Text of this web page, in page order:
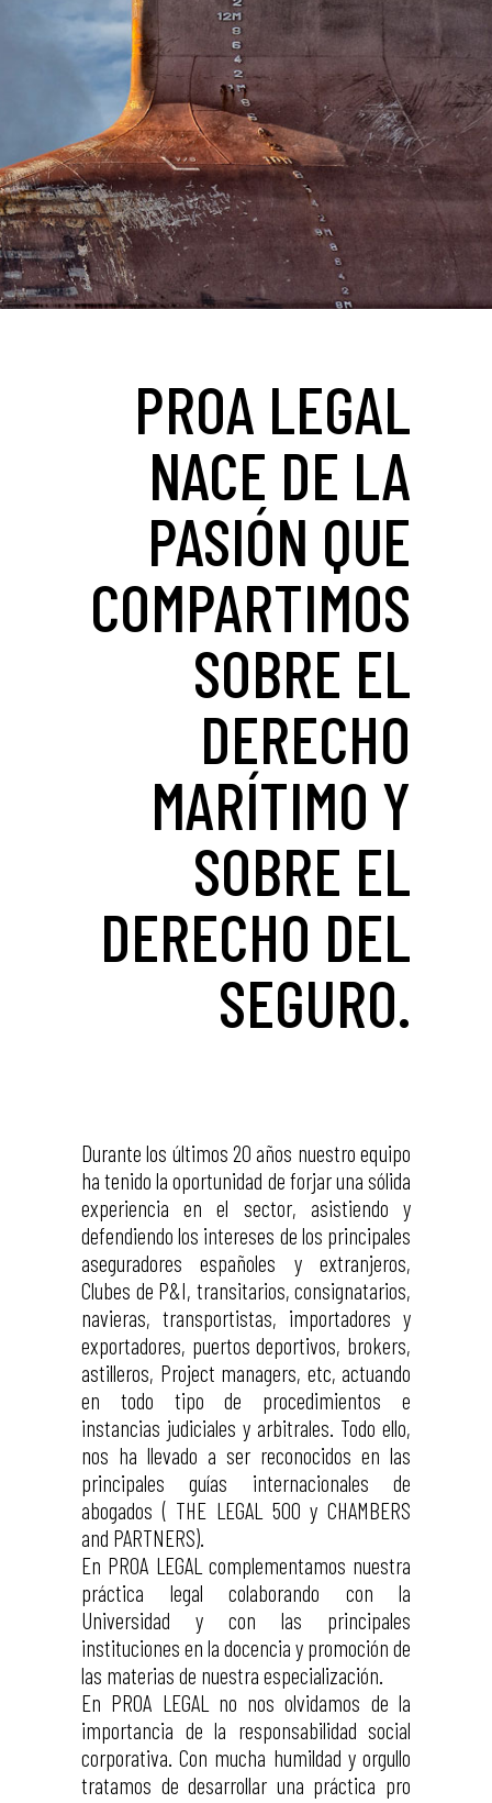
PROA LEGAL
NACE DE LA
PASIÓN QUE
COMPARTIMOS
SOBRE EL
DERECHO
MARÍTIMO Y
SOBRE EL
DERECHO DEL
SEGURO.
Durante los últimos 20 años nuestro equipo
ha tenido la oportunidad de forjar una sólida
experiencia en el sector, asistiendo y
defendiendo los intereses de los principales
aseguradores españoles y extranjeros,
Clubes de P&I, transitarios, consignatarios,
navieras, transportistas, importadores y
exportadores, puertos deportivos, brokers,
astilleros, Project managers, etc, actuando
en todo tipo de procedimientos e
instancias judiciales y arbitrales. Todo ello,
nos ha llevado a ser reconocidos en las
principales guías internacionales de
abogados ( THE LEGAL 500 y CHAMBERS
and PARTNERS).
En PROA LEGAL complementamos nuestra
práctica legal colaborando con la
Universidad y con las principales
instituciones en la docencia y promoción de
las materias de nuestra especialización.
En PROA LEGAL no nos olvidamos de la
importancia de la responsabilidad social
corporativa. Con mucha humildad y orgullo
tratamos de desarrollar una práctica pro